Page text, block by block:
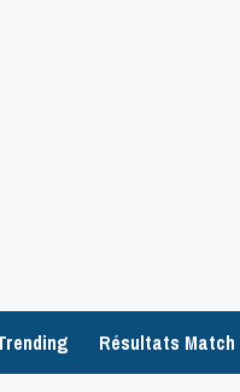
Résultats Match